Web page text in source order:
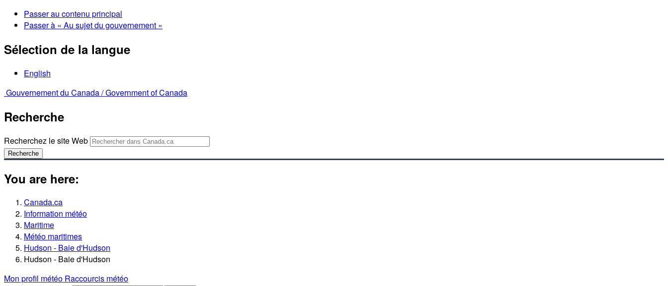
Passer au contenu principal
Passer à « Au sujet du gouvernement »
Sélection de la langue
English
Gouvernement du Canada /Government of Canada
Recherche
Recherchez le site Web
Recherche
You are here:
Canada.ca
Information météo
Maritime
Météo maritimes
Hudson - Baie d'Hudson
Hudson - Baie d'Hudson
Mon profil météo Raccourcis météo